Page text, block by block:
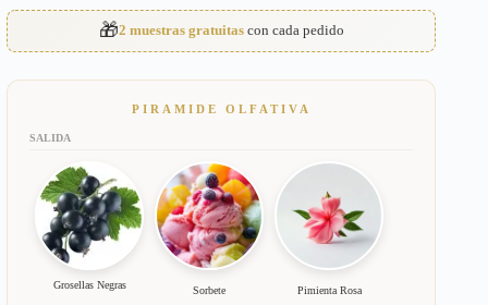
🎁2 muestras gratuitascon cada pedido
PIRAMIDE OLFATIVA
SALIDA
Grosellas Negras Sorbete Pimienta Rosa